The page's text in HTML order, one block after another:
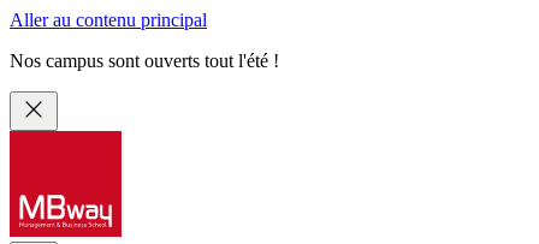
Aller au contenu principal
Nos campus sont ouverts tout l'été !